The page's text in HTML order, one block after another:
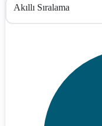
Akıllı Sıralama